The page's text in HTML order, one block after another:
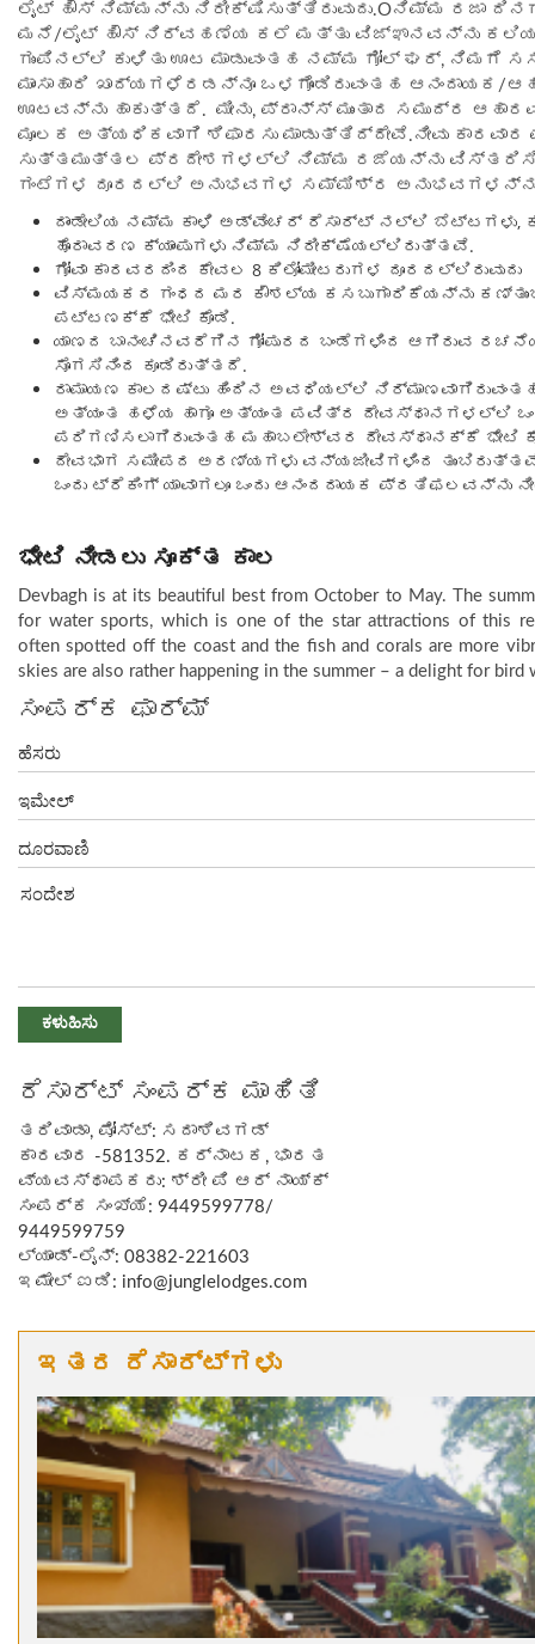
ಲೈಟ್ ಹೌಸ್ ನಿಮ್ಮನ್ನು ನಿರೀಕ್ಷಿಸುತ್ತಿರುವುದು.Oನಿಮ್ಮ ರಜಾ
ಮನೆ/ಲೈಟ್ ಹೌಸ್ ನಿರ್ವಹಣೆಯ ಕಲೆ ಮತ್ತು ವಿಜ್ಞಾನವನ್ನು
ಗುಂಪಿನಲ್ಲಿ ಕುಳಿತು ಊಟ ಮಾಡುವಂತಹ ನಮ್ಮ ಗೋಲ್ ಘರ್, ನಿಮಗೆ
ಮಾಂಸಾಹಾರಿ ಖಾದ್ಯಗಳೆರಡನ್ನೂ ಒಳಗೊಂಡಿರುವಂತಹ ಆನಂದಾಯಕ/
ಊಟವನ್ನು ಹಾಕುತ್ತದೆ. ಮೀನು, ಪ್ರಾನ್ಸ್ ಮುಂತಾದ ಸಮುದ್ರ
ಮೂಲಕ ಅತ್ಯಧಿಕವಾಗಿ ಶಿಫಾರಸು ಮಾಡುತ್ತಿದ್ದೇವೆ.ನೀವು ಕಾರವಾರ
ಸುತ್ತಮುತ್ತಲ ಪ್ರದೇಶಗಳಲ್ಲಿ ನಿಮ್ಮ ರಜೆಯನ್ನು
ಗಂಟೆಗಳ ದೂರದಲ್ಲಿ ಅನುಭವಗಳ ಸಮ್ಮಿಶ್ರ
ದಾಂಡೇಲಿಯ ನಮ್ಮ ಕಾಳಿ ಅಡ್ವೆಂಚರ್ ರೆಸಾರ್ಟ್ ನಲ್ಲಿ ಬೆಟ್ಟಗಳು,
ಹೊರಾವರಣ ಕ್ಯಾಂಪುಗಳು ನಿಮ್ಮ ನಿರೀಕ್ಷೆಯಲ್ಲಿರುತ್ತವೆ.
ಗೋವಾ ಕಾರವರದಿಂದ ಕೇವಲ 8 ಕಿಲೋಮೀಟರುಗಳ ದೂರದಲ್ಲಿರುವುದು
ವಿಸ್ಮಯಕರ ಗಂಧದ ಮರ ಕೌಶಲ್ಯ ಕಸಬುಗಾರಿಕೆಯನ್ನು
ಪಟ್ಟಣಕ್ಕೆ ಭೇಟಿ ಕೊಡಿ.
ಯಾಣದ ಬಾನಂಚಿನವರೆಗಿನ ಗೋಪುರದ ಬಂಡೆಗಳಿಂದ ಆಗಿರುವ
ಸೊಗಸಿನಿಂದ ಕೂಡಿರುತ್ತದೆ.
ರಾಮಾಯಣ ಕಾಲದಷ್ಟು ಹಿಂದಿನ ಅವಧಿಯಲ್ಲಿ
ಅತ್ಯಂತ ಹಳೆಯ ಹಾಗೂ ಅತ್ಯಂತ ಪವಿತ್ರ ದೇವಸ್ಥಾನಗಳಲ್ಲಿ
ಪರಿಗಣಿಸಲಾಗಿರುವಂತಹ ಮಹಾಬಲೇಶ್ವರ ದೇವಸ್ಥಾನಕ್ಕೆ ಭೇಟಿ
ದೇವಭಾಗ ಸಮೀಪದ ಅರಣ್ಯಗಳು ವನ್ಯಜೀವಿಗಳಿಂದ
ಒಂದು ಟ್ರೆಕಿಂಗ್ ಯಾವಾಗಲೂ ಒಂದು ಆನಂದದಾಯಕ ಪ್ರತಿಫಲವನ್ನು
ಭೇಟಿ ನೀಡಲು ಸೂಕ್ತ ಕಾಲ
Devbagh is at its beautiful best from October to May. The
for water sports, which is one of the star attractions of this
often spotted off the coast and the fish and corals are more
skies are also rather happening in the summer – a delight for bird
ಸಂಪರ್ಕ ಫಾರ್ಮ್
ರೆಸಾರ್ಟ್ ಸಂಪರ್ಕ ಮಾಹಿತಿ
ತರಿವಾಡಾ, ಪೋಸ್ಟ್: ಸದಾಶಿವಗಡ್
ಕಾರವಾರ -581352. ಕರ್ನಾಟಕ, ಭಾರತ
ವ್ಯವಸ್ಥಾಪಕರು: ಶ್ರೀ ಪಿ ಆರ್ ನಾಯ್ಕ್
ಸಂಪರ್ಕ ಸಂಖ್ಯೆ: 9449599778/
9449599759
ಲ್ಯಾಂಡ್-ಲೈನ್: 08382-221603
ಇಮೇಲ್ ಐಡಿ: info@junglelodges.com
ಇತರ ರೆಸಾರ್ಟ್‌ಗಳು